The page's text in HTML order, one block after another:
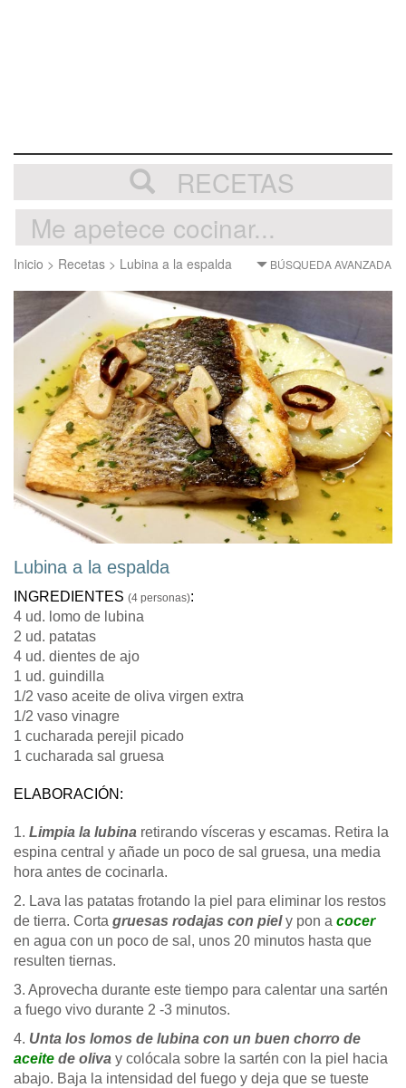
RECETAS
Inicio > Recetas > Lubina a la espalda BÚSQUEDA AVANZADA
Lubina a la espalda
INGREDIENTES (4 personas):
4 ud. lomo de lubina
2 ud. patatas
4 ud. dientes de ajo
1 ud. guindilla
1/2 vaso aceite de oliva virgen extra
1/2 vaso vinagre
1 cucharada perejil picado
1 cucharada sal gruesa
ELABORACIÓN:
1. Limpia la lubina retirando vísceras y escamas. Retira la
espina central y añade un poco de sal gruesa, una media
hora antes de cocinarla.
2. Lava las patatas frotando la piel para eliminar los restos
de tierra. Corta gruesas rodajas con piely pon a cocer
en agua con un poco de sal, unos 20 minutos hasta que
resulten tiernas.
3. Aprovecha durante este tiempo para calentar una sartén
a fuego vivo durante 2 -3 minutos.
4. Unta los lomos de lubina con un buen chorro de
aceite de oliva y colócala sobre la sartén con la piel hacia
abajo. Baja la intensidad del fuego y deja que se tueste